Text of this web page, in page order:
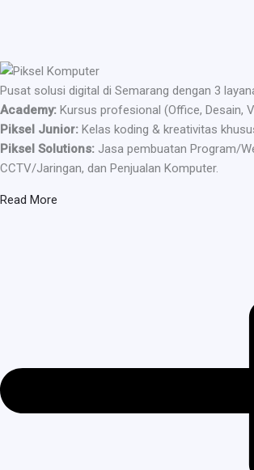
Pusat solusi digital di Semarang dengan 3
Academy: Kursus profesional (Office, Desain,
Piksel Junior: Kelas koding & kreativitas
Piksel Solutions: Jasa pembuatan Program/
CCTV/Jaringan, dan Penjualan Komputer.
Read More